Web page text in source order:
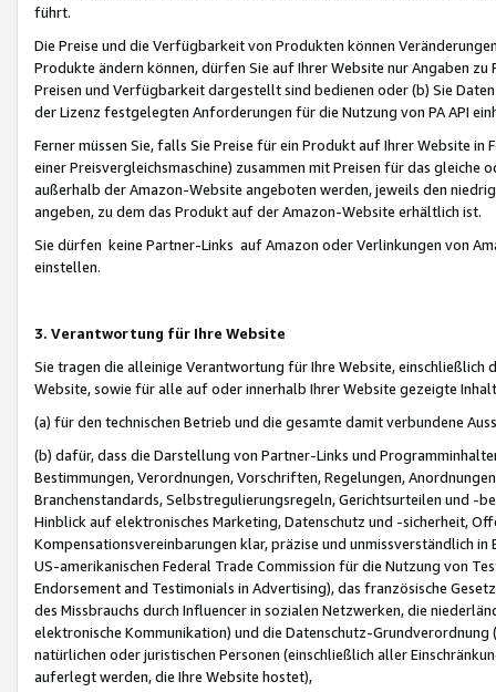
führt.
Die Preise und die Verfügbarkeit von Produkten können
Produkte ändern können, dürfen Sie auf Ihrer Website nur Angaben
Preisen und Verfügbarkeit dargestellt sind bedienen oder (b) Sie
der Lizenz festgelegten Anforderungen für die Nutzung von PA API
Ferner müssen Sie, falls Sie Preise für ein Produkt auf Ihrer Website
einer Preisvergleichsmaschine) zusammen mit Preisen für das
außerhalb der Amazon-Website angeboten werden, jeweils den
angeben, zu dem das Produkt auf der Amazon-Website erhältlich ist.
Sie dürfen keine Partner-Links auf Amazon oder Verlinkungen von
einstellen.
3. Verantwortung für Ihre Website
Sie tragen die alleinige Verantwortung für Ihre Website,
Website, sowie für alle auf oder innerhalb Ihrer Website gezeigte
(a) für den technischen Betrieb und die gesamte damit verbundene
(b) dafür, dass die Darstellung von Partner-Links und
Bestimmungen, Verordnungen, Vorschriften, Regelungen,
Branchenstandards, Selbstregulierungsregeln, Gerichtsurteilen und -
Hinblick auf elektronisches Marketing, Datenschutz und -sicherheit,
Kompensationsvereinbarungen klar, präzise und unmissverständlich
US-amerikanischen Federal Trade Commission für die Nutzung von
Endorsement and Testimonials in Advertising), das französische
des Missbrauchs durch Influencer in sozialen Netzwerken, die
elektronische Kommunikation) und die Datenschutz-
natürlichen oder juristischen Personen (einschließlich aller
auferlegt werden, die Ihre Website hostet),